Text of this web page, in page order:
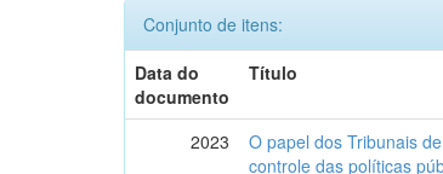
Conjunto de itens:
Data do
documento
Título
2023
O papel dos Tribunais
controle das políticas